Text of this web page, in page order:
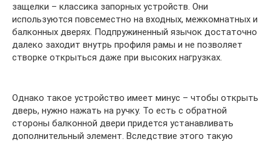
защелки – классика запорных устройств. Они
используются повсеместно на входных, межкомнатных и
балконных дверях. Подпружиненный язычок достаточно
далеко заходит внутрь профиля рамы и не позволяет
створке открыться даже при высоких нагрузках.
Однако такое устройство имеет минус – чтобы открыть
дверь, нужно нажать на ручку. То есть с обратной
стороны балконной двери придется устанавливать
дополнительный элемент. Вследствие этого такую